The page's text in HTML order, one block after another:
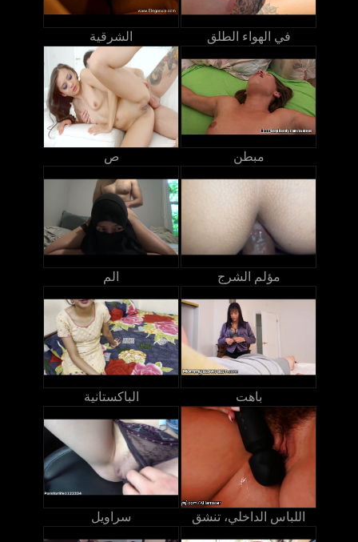
الشرقية في الهواء الطلق
ص مبطن
الم مؤلم الشرج
الباكستانية باهت
سراويل اللباس الداخلي، تنشق